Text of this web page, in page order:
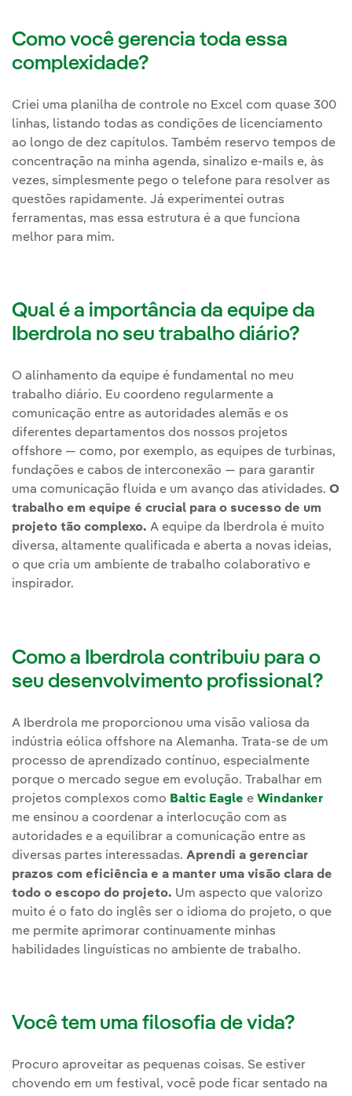
Como você gerencia toda essa
complexidade?
Criei uma planilha de controle no Excel com quase 300
linhas, listando todas as condições de licenciamento
ao longo de dez capítulos. Também reservo tempos de
concentração na minha agenda, sinalizo e-mails e, às
vezes, simplesmente pego o telefone para resolver as
questões rapidamente. Já experimentei outras
ferramentas, mas essa estrutura é a que funciona
melhor para mim.
Qual é a importância da equipe da
Iberdrola no seu trabalho diário?
O alinhamento da equipe é fundamental no meu
trabalho diário. Eu coordeno regularmente a
comunicação entre as autoridades alemãs e os
diferentes departamentos dos nossos projetos
offshore — como, por exemplo, as equipes de turbinas,
fundações e cabos de interconexão — para garantir
uma comunicação fluida e um avanço das atividades. O
trabalho em equipe é crucial para o sucesso de um
projeto tão complexo. A equipe da Iberdrola é muito
diversa, altamente qualificada e aberta a novas ideias,
o que cria um ambiente de trabalho colaborativo e
inspirador.
Como a Iberdrola contribuiu para o
seu desenvolvimento profissional?
A Iberdrola me proporcionou uma visão valiosa da
indústria eólica offshore na Alemanha. Trata-se de um
processo de aprendizado contínuo, especialmente
porque o mercado segue em evolução. Trabalhar em
projetos complexos como Baltic Eagle e Windanker
me ensinou a coordenar a interlocução com as
autoridades e a equilibrar a comunicação entre as
diversas partes interessadas. Aprendi a gerenciar
prazos com eficiência e a manter uma visão clara de
todo o escopo do projeto. Um aspecto que valorizo
muito é o fato do inglês ser o idioma do projeto, o que
me permite aprimorar continuamente minhas
habilidades linguísticas no ambiente de trabalho.
Você tem uma filosofia de vida?
Procuro aproveitar as pequenas coisas. Se estiver
chovendo em um festival, você pode ficar sentado na